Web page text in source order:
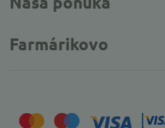
Farmárikovo